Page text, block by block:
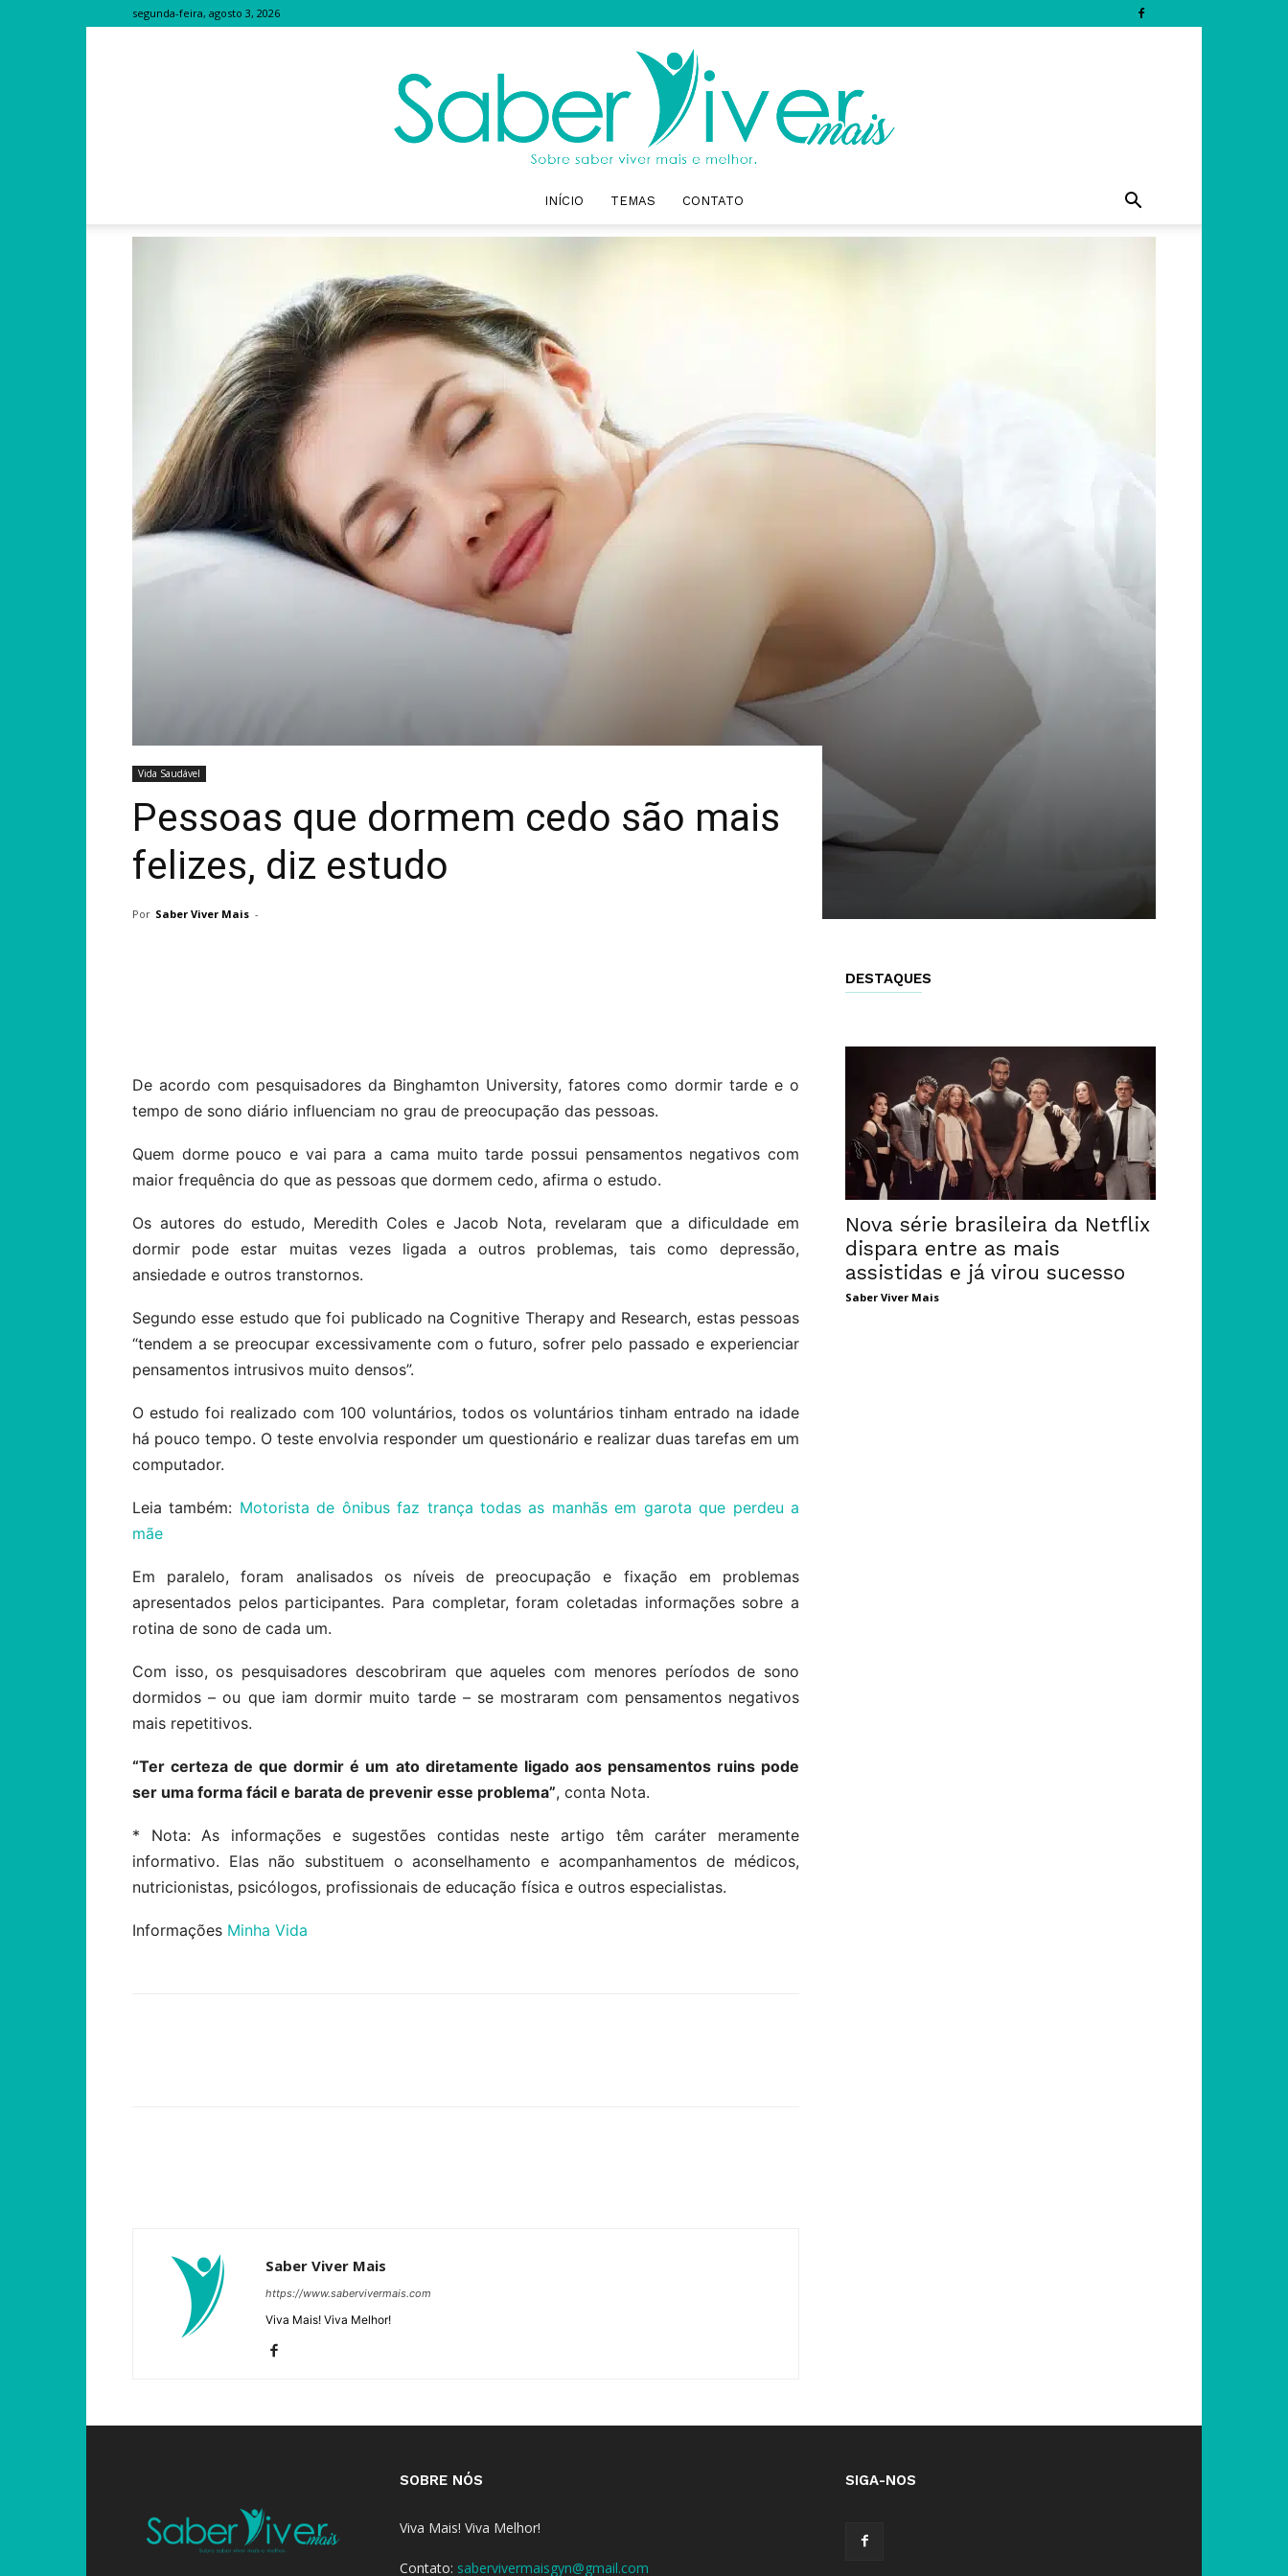
segunda-feira, agosto 3, 2026
Saber
Mais
INÍCIO TEMAS CONTATO
Vida Saudável
Pessoas que dormem cedo são mais
felizes, diz estudo
Por Saber Viver Mais -
De acordo com pesquisadores da Binghamton University, fatores como dormir tarde e o
tempo de sono diário influenciam no grau de preocupação das pessoas.
Quem dorme pouco e vai para a cama muito tarde possui pensamentos negativos com
maior frequência do que as pessoas que dormem cedo, afirma o estudo.
Os autores do estudo, Meredith Coles e Jacob Nota, revelaram que a dificuldade em
dormir pode estar muitas vezes ligada a outros problemas, tais como depressão,
ansiedade e outros transtornos.
Segundo esse estudo que foi publicado na Cognitive Therapy and Research, estas pessoas
“tendem a se preocupar excessivamente com o futuro, sofrer pelo passado e experienciar
pensamentos intrusivos muito densos”.
O estudo foi realizado com 100 voluntários, todos os voluntários tinham entrado na idade
há pouco tempo. O teste envolvia responder um questionário e realizar duas tarefas em um
computador.
Leia também: Motorista de ônibus faz trança todas as manhãs em garota que perdeu a
mãe
Em paralelo, foram analisados os níveis de preocupação e fixação em problemas
apresentados pelos participantes. Para completar, foram coletadas informações sobre a
rotina de sono de cada um.
Com isso, os pesquisadores descobriram que aqueles com menores períodos de sono
dormidos – ou que iam dormir muito tarde – se mostraram com pensamentos negativos
mais repetitivos.
“Ter certeza de que dormir é um ato diretamente ligado aos pensamentos ruins pode
ser uma forma fácil e barata de prevenir esse problema”, conta Nota.
* Nota: As informações e sugestões contidas neste artigo têm caráter meramente
informativo. Elas não substituem o aconselhamento e acompanhamentos de médicos,
nutricionistas, psicólogos, profissionais de educação física e outros especialistas.
Informações Minha Vida
Saber Viver Mais
https://www.sabervivermais.com
Viva Mais! Viva Melhor!
DESTAQUES
Nova série brasileira da Netflix
dispara entre as mais
assistidas e já virou sucesso
Saber Viver Mais
SOBRE NÓS
Viva Mais! Viva Melhor!
Contato: sabervivermaisgyn@gmail.com
SIGA-NOS